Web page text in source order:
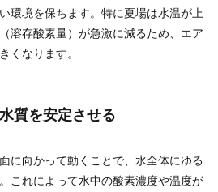
環境を保ちます。特に夏場は水温が上
溶存酸素量）が急激に減るため、エア
くなります。
質を安定させる
に向かって動くことで、水全体にゆる
これによって水中の酸素濃度や温度が